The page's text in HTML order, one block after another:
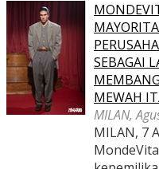
SEBAGAI
MEWAH
MILAN,
MILAN, 7